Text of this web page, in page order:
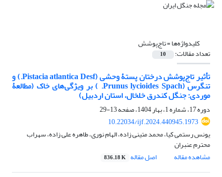
کلیدواژه‌ها =تاج‌پوشش
تعداد مقالات: 10
تأثیر تاج‌پوشش درختان پستۀ وحشی (Pistacia atlantica Desf.) و
تنگرس (Prunus lycioides Spach. ) بر ویژگی‌های خاک (مطالعۀ
موردی: جنگل کندرق خلخال، استان اردبیل)
دوره 17، شماره 1، بهار 1404، صفحه
13-29
10.22034/ijf.2024.440945.1973
یونس رستمی کیا، محمد متینی زاده، الهام نوری، طاهره علی زاده، سهراب
محترم عنبران
مشاهده مقاله
اصل مقاله 836.18 K